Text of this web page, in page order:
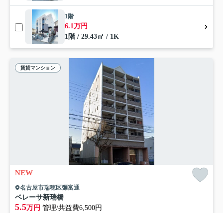
1階
6.1万円
1階 / 29.43㎡ / 1K
賃貸マンション
NEW
名古屋市瑞穂区彌富通
ベレーサ新瑞橋
5.5万円 管理/共益費6,500円